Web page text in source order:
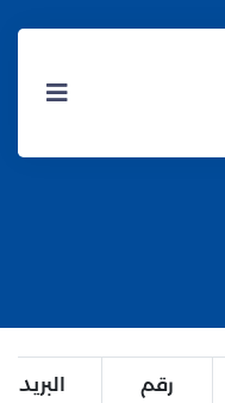
رقم
البريد